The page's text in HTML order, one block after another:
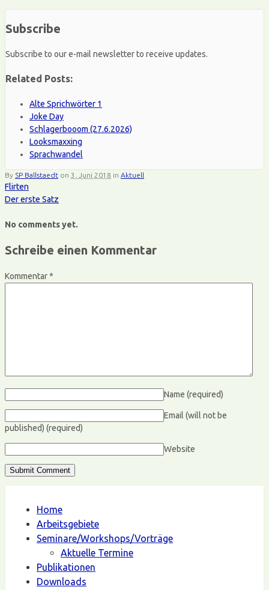
Subscribe
Subscribe to our e-mail newsletter to receive updates.
Related Posts:
Alte Sprichwörter 1
Joke Day
Schlagerbooom (27.6.2026)
Looksmaxxing
Sprachwandel
By SP Ballstaedt on 3. Juni 2018 in Aktuell
Flirten
Der erste Satz
No comments yet.
Schreibe einen Kommentar
Kommentar*
Name (required)
Email (will not be
published) (required)
Website
Home
Arbeitsgebiete
Seminare/Workshops/Vorträge
Aktuelle Termine
Publikationen
Downloads